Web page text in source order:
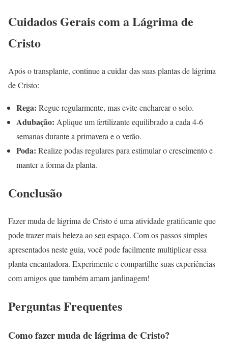
Cuidados Gerais com a Lágrima de
Cristo
Após o transplante, continue a cuidar das suas plantas de lágrima
de Cristo:
Rega: Regue regularmente, mas evite encharcar o solo.
Adubação: Aplique um fertilizante equilibrado a cada 4-6
semanas durante a primavera e o verão.
Poda: Realize podas regulares para estimular o crescimento e
manter a forma da planta.
Conclusão
Fazer muda de lágrima de Cristo é uma atividade gratificante que
pode trazer mais beleza ao seu espaço. Com os passos simples
apresentados neste guia, você pode facilmente multiplicar essa
planta encantadora. Experimente e compartilhe suas experiências
com amigos que também amam jardinagem!
Perguntas Frequentes
Como fazer muda de lágrima de Cristo?